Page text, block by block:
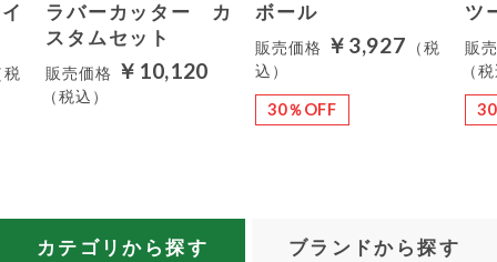
税
ラバーカッター カ
スタムセット
販売価格 ￥10,120
（税込）
ボール
販売価格 ￥3,927
（税
込）
30％OFF
ツ
販
（
カテゴリから探す ブランドから探す